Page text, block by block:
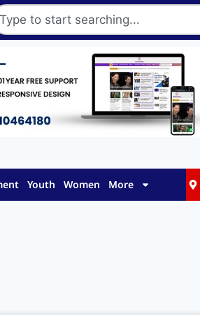
Youth Women More